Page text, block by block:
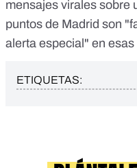
mensajes virales sobre
puntos de Madrid son
alerta especial" en
ETIQUETAS: